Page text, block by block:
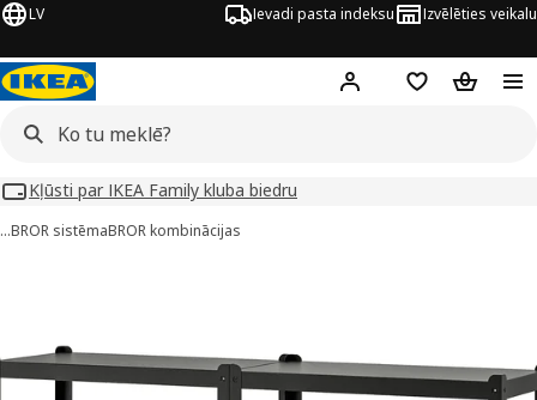
LV Ievadi pasta indeksu Izvēlēties veikalu
Hej! Pierakstīties
PirkumuPirkumu
Kļūsti par IKEA Family kluba biedru
…BROR sistēmaBROR kombinācijas